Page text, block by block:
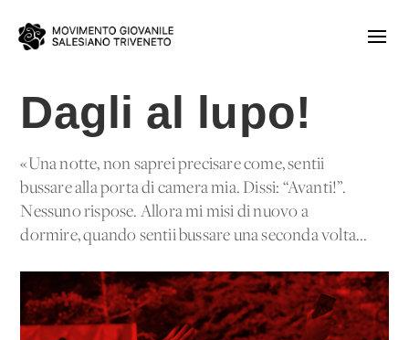
Dagli al lupo!
«Una notte, non saprei precisare come, sentii
bussare alla porta di camera mia. Dissi: “Avanti!”.
Nessuno rispose. Allora mi misi di nuovo a
dormire, quando sentii bussare una seconda volta...